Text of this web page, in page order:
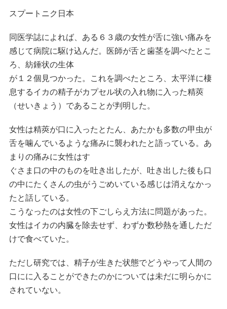
スプートニク日本
同医学誌によれば、ある６３歳の女性が舌に強い痛みを
感じて病院に駆け込んだ。医師が舌と歯茎を調べたとこ
ろ、紡錘状の生体
が１２個見つかった。これを調べたところ、太平洋に棲
息するイカの精子がカプセル状の入れ物に入った精莢
（せいきょう）であることが判明した。
女性は精莢が口に入ったとたん、あたかも多数の甲虫が
舌を噛んでいるような痛みに襲われたと語っている。あ
まりの痛みに女性はす
ぐさま口の中のものを吐き出したが、吐き出した後も口
の中にたくさんの虫がうごめいている感じは消えなかっ
たと話している。
こうなったのは女性の下ごしらえ方法に問題があった。
女性はイカの内臓を除去せず、わずか数秒熱を通しただ
けで食べていた。
ただし研究では、精子が生きた状態でどうやって人間の
口にに入ることができたのかについては未だに明らかに
されていない。